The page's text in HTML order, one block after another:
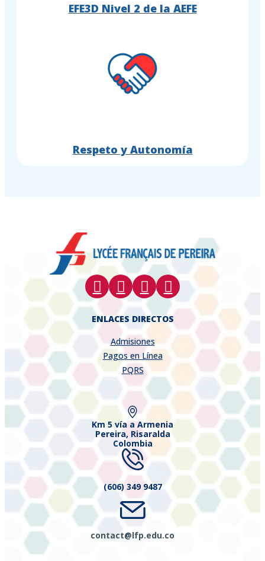
EFE3D Nivel 2 de la AEFE
Respeto y Autonomía
ENLACES DIRECTOS
Admisiones
Pagos en Línea
PQRS
Km 5 vía a Armenia
Pereira, Risaralda
Colombia
(606) 349 9487
contact@lfp.edu.co